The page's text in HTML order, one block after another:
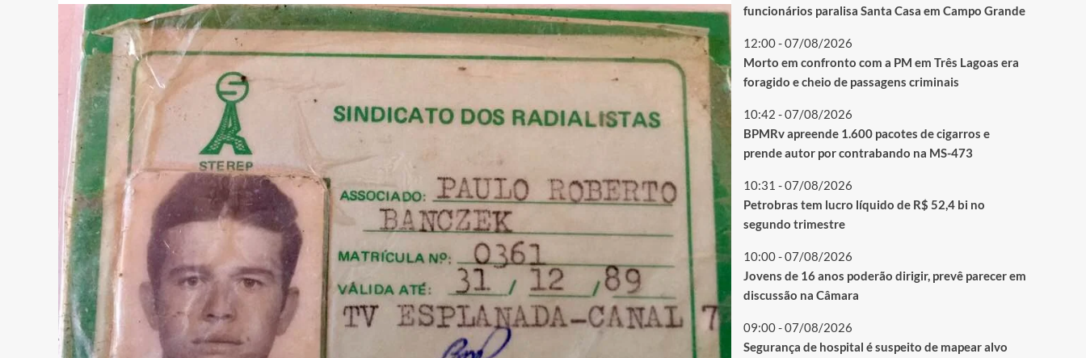
funcionários paralisa Santa Casa em Campo Grande
12:00 - 07/08/2026
Morto em confronto com a PM em Três Lagoas era
foragido e cheio de passagens criminais
10:42 - 07/08/2026
BPMRv apreende 1.600 pacotes de cigarros e
prende autor por contrabando na MS-473
10:31 - 07/08/2026
Petrobras tem lucro líquido de R$ 52,4 bi no
segundo trimestre
10:00 - 07/08/2026
Jovens de 16 anos poderão dirigir, prevê parecer em
discussão na Câmara
09:00 - 07/08/2026
Segurança de hospital é suspeito de mapear alvo